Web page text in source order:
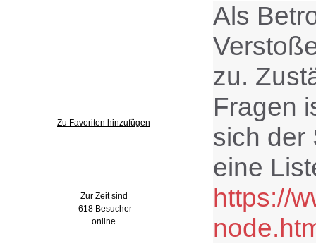
Zu Favoriten hinzufügen
Zur Zeit sind
618 Besucher
online.
Als
zu.
Fragen
sich der
eine
https://